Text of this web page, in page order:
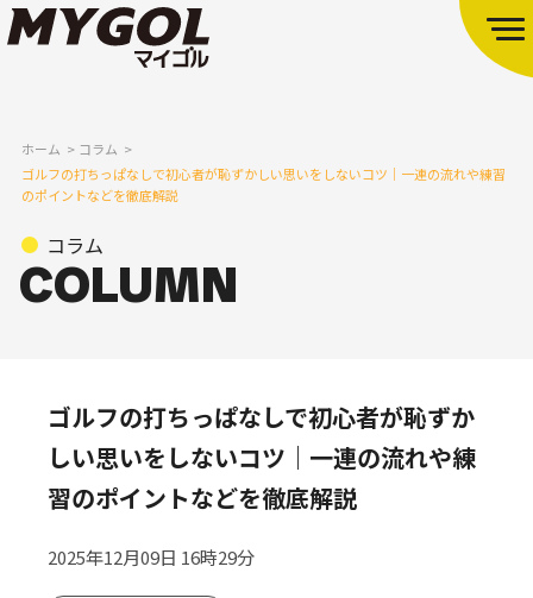
ホーム
コラム
ゴルフの打ちっぱなしで初心者が恥ずかしい思いをしないコツ｜一連の流れや練習
のポイントなどを徹底解説
コラム
ゴルフの打ちっぱなしで初心者が恥ずか
しい思いをしないコツ｜一連の流れや練
習のポイントなどを徹底解説
2025年12月09日 16時29分